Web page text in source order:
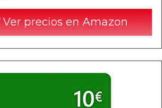
Ver precios en Amazon